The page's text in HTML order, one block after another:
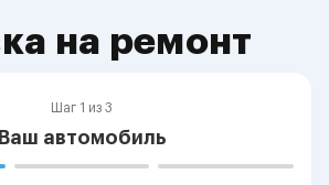
на ремонт
Шаг 1 из 3
Ваш автомобиль